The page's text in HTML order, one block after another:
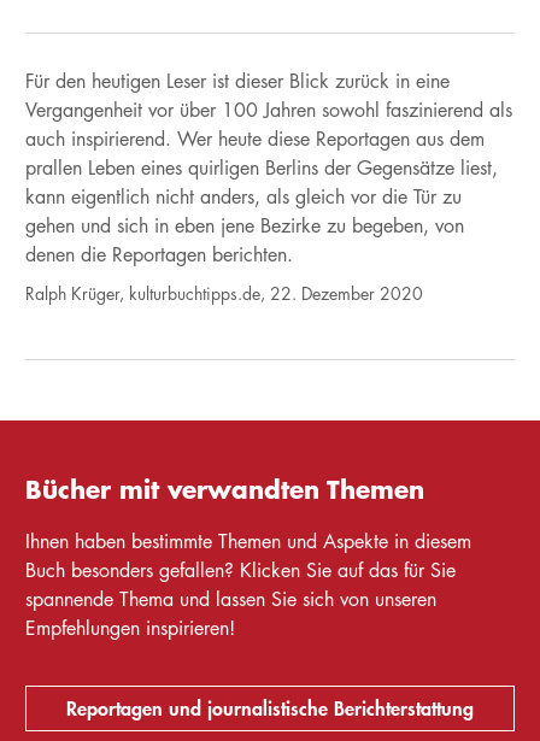
Für den heutigen Leser ist dieser Blick zurück in eine
Vergangenheit vor über 100 Jahren sowohl faszinierend als
auch inspirierend. Wer heute diese Reportagen aus dem
prallen Leben eines quirligen Berlins der Gegensätze liest,
kann eigentlich nicht anders, als gleich vor die Tür zu
gehen und sich in eben jene Bezirke zu begeben, von
denen die Reportagen berichten.
Ralph Krüger, kulturbuchtipps.de, 22. Dezember 2020
Bücher mit verwandten Themen
Ihnen haben bestimmte Themen und Aspekte in diesem
Buch besonders gefallen? Klicken Sie auf das für Sie
spannende Thema und lassen Sie sich von unseren
Empfehlungen inspirieren!
Reportagen und journalistische Berichterstattung